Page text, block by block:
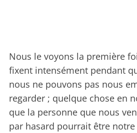
Nous le voyons la première
fixent intensément pendant
nous ne pouvons pas nous
regarder ; quelque chose en
que la personne que nous
par hasard pourrait être